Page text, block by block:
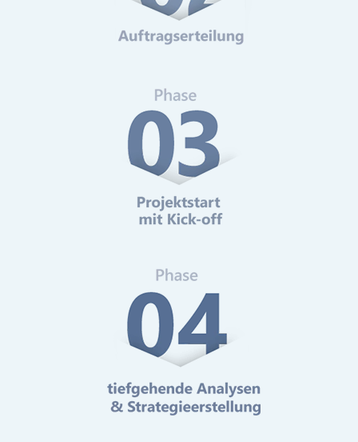
Web-Analytics
Mehr erfahren
Online-Marketing Beratung
Mehr erfahren